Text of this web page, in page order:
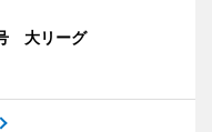
大リーグ